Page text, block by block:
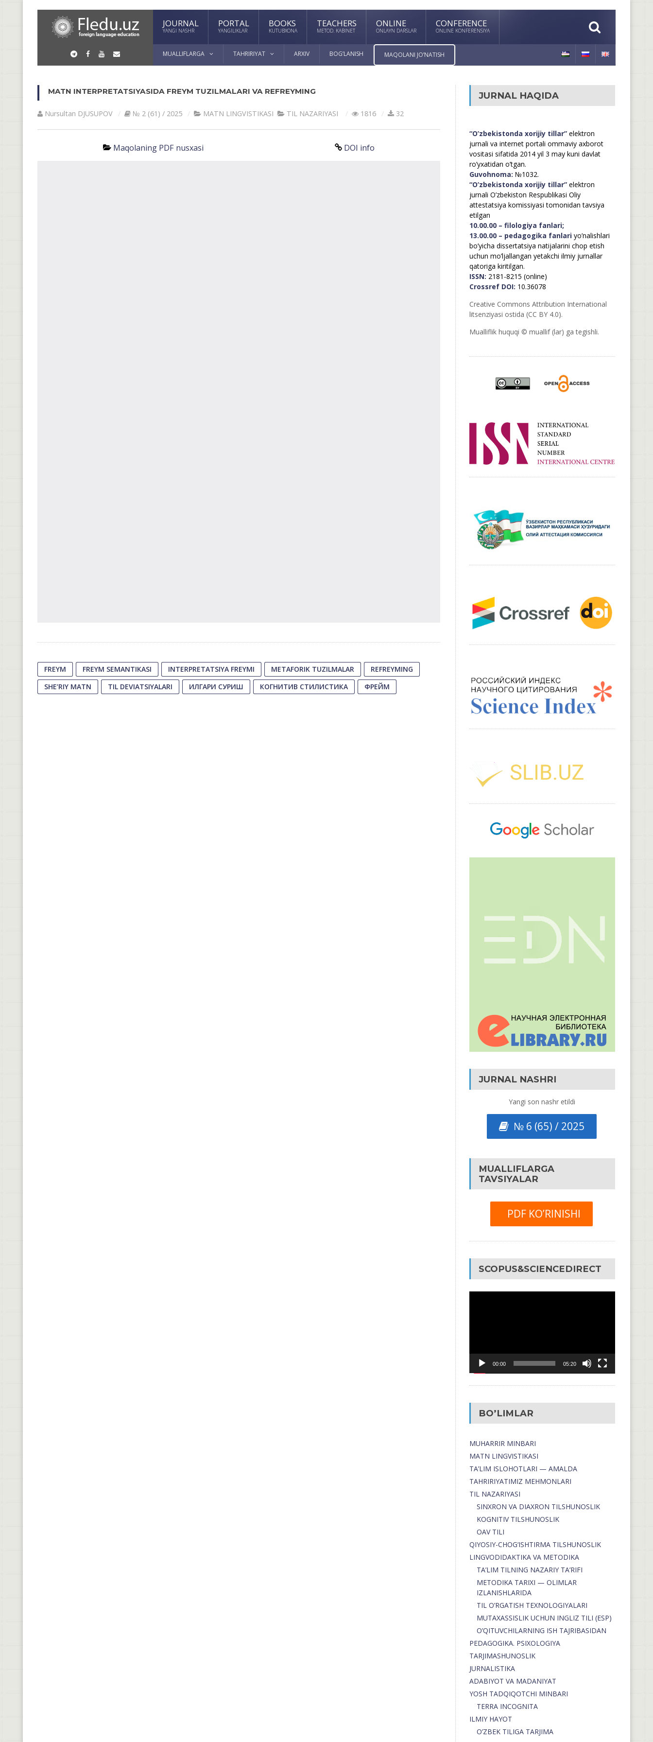
JOURNAL
YANGI NASHR
PORTAL
YANGILIKLAR
BOOKS
KUTUBXONA
TEACHERS
METOD. KABINET
ONLINE
ONLAYN DARSLAR
CONFERENCE
ONLINE KONFERENSIYA
MUALLIFLARGA TAHRIRIYAT ARXIV BOG’LANISH MAQOLANI JO’NATISH
MATN INTERPRETATSIYASIDA FREYM TUZILMALARI VA REFREYMING
Nursultan DJUSUPOV № 2 (61) / 2025 MATN LINGVISTIKASI TIL NАZАRIYASI 1816 32
Maqolaning PDF nusxasi DOI info
FREYM FREYM SEMANTIKASI INTERPRETATSIYA FREYMI METAFORIK TUZILMALAR
REFREYMING
SHE’RIY MATN
TIL DEVIATSIYALARI ИЛГАРИ СУРИШ КОГНИТИВ СТИЛИСТИКА ФРЕЙМ
JURNAL HAQIDA
“O’zbekistonda xorijiy tillar”elektron
jurnali va internet portali ommaviy axborot
vositasi sifatida 2014 yil 3 may kuni davlat
ro’yxatidan o’tgan.
Guvohnoma: №1032.
“O’zbekistonda xorijiy tillar”elektron
jurnali O’zbekiston Respublikasi Oliy
attestatsiya komissiyasi tomonidan tavsiya
etilgan
10.00.00 – filologiya fanlari;
13.00.00 – pedagogika fanlariyo’nalishlari
bo’yicha dissertatsiya natijalarini chop etish
uchun mo’ljallangan yetakchi ilmiy jurnallar
qatoriga kiritilgan.
ISSN: 2181-8215 (online)
Crossref DOI: 10.36078
Creative Commons Attribution International
litsenziyasi ostida (CC BY 4.0).
Mualliflik huquqi © muallif (lar) ga tegishli.
JURNAL NASHRI
Yangi son nashr etildi
№ 6 (65) / 2025
MUALLIFLARGA
TAVSIYALAR
PDF KO’RINISHI
SCOPUS&SCIENCEDIRECT
00:00 05:20
BO’LIMLAR
MUHARRIR MINBARI
MATN LINGVISTIKASI
TA’LIM ISLOHOTLARI — AMALDA
TAHRIRIYATIMIZ MEHMONLARI
TIL NAZARIYASI
SINXRON VA DIAXRON TILSHUNOSLIK
KOGNITIV TILSHUNOSLIK
OAV TILI
QIYOSIY-CHOG‘ISHTIRMA TILSHUNOSLIK
LINGVODIDAKTIKA VA METODIKA
TA’LIM TILNING NAZARIY TA’RIFI
METODIKA TARIXI — OLIMLAR
IZLANISHLARIDA
TIL O’RGATISH TEXNOLOGIYALARI
MUTAXASSISLIK UCHUN INGLIZ TILI (ESP)
O’QITUVCHILARNING ISH TAJRIBASIDAN
PEDAGOGIKA. PSIXOLOGIYA
TARJIMASHUNOSLIK
JURNALISTIKA
ADABIYOT VA MADANIYAT
YOSH TADQIQOTCHI MINBARI
TERRA INCOGNITA
ILMIY HAYOT
O’ZBEK TILIGA TARJIMA